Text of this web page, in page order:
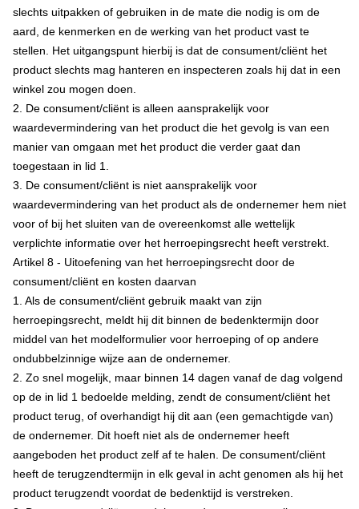
slechts uitpakken of gebruiken in de mate die nodig is om de
aard, de kenmerken en de werking van het product vast te
stellen. Het uitgangspunt hierbij is dat de consument/cliënt het
product slechts mag hanteren en inspecteren zoals hij dat in een
winkel zou mogen doen.
2. De consument/cliënt is alleen aansprakelijk voor
waardevermindering van het product die het gevolg is van een
manier van omgaan met het product die verder gaat dan
toegestaan in lid 1.
3. De consument/cliënt is niet aansprakelijk voor
waardevermindering van het product als de ondernemer hem niet
voor of bij het sluiten van de overeenkomst alle wettelijk
verplichte informatie over het herroepingsrecht heeft verstrekt.
Artikel 8 - Uitoefening van het herroepingsrecht door de
consument/cliënt en kosten daarvan
1. Als de consument/cliënt gebruik maakt van zijn
herroepingsrecht, meldt hij dit binnen de bedenktermijn door
middel van het modelformulier voor herroeping of op andere
ondubbelzinnige wijze aan de ondernemer.
2. Zo snel mogelijk, maar binnen 14 dagen vanaf de dag volgend
op de in lid 1 bedoelde melding, zendt de consument/cliënt het
product terug, of overhandigt hij dit aan (een gemachtigde van)
de ondernemer. Dit hoeft niet als de ondernemer heeft
aangeboden het product zelf af te halen. De consument/cliënt
heeft de terugzendtermijn in elk geval in acht genomen als hij het
product terugzendt voordat de bedenktijd is verstreken.